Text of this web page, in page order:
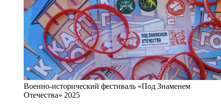
Военно-исторический фестиваль «Под Знаменем
Отечества» 2025